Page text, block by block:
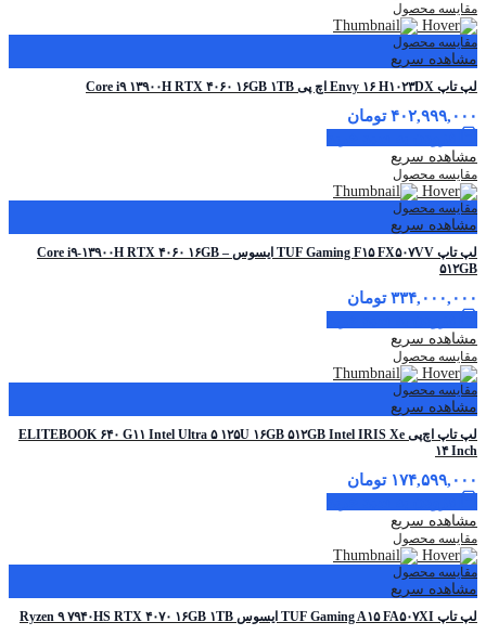
مقایسه محصول
مقایسه محصول
مشاهده سریع
لپ تاپ Envy ۱۶ H۱۰۲۳DX اچ پی Core i۹ ۱۳۹۰۰H RTX ۴۰۶۰ ۱۶GB ۱TB
۴۰۲,۹۹۹,۰۰۰ تومان
مشاهده سریع
مقایسه محصول
مقایسه محصول
مشاهده سریع
لپ تاپ TUF Gaming F۱۵ FX۵۰۷VV ایسوس – Core i۹-۱۳۹۰۰H RTX ۴۰۶۰ ۱۶GB
۵۱۲GB
۳۳۴,۰۰۰,۰۰۰ تومان
مشاهده سریع
مقایسه محصول
مقایسه محصول
مشاهده سریع
لپ تاپ اچ‌پی ELITEBOOK ۶۴۰ G۱۱ Intel Ultra ۵ ۱۲۵U ۱۶GB ۵۱۲GB Intel IRIS Xe
۱۴ Inch
۱۷۴,۵۹۹,۰۰۰ تومان
مشاهده سریع
مقایسه محصول
مقایسه محصول
مشاهده سریع
لپ تاپ TUF Gaming A۱۵ FA۵۰۷XI ایسوس Ryzen ۹ ۷۹۴۰HS RTX ۴۰۷۰ ۱۶GB ۱TB